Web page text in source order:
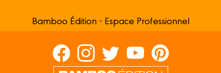
Bamboo Édition - Espace Professionnel